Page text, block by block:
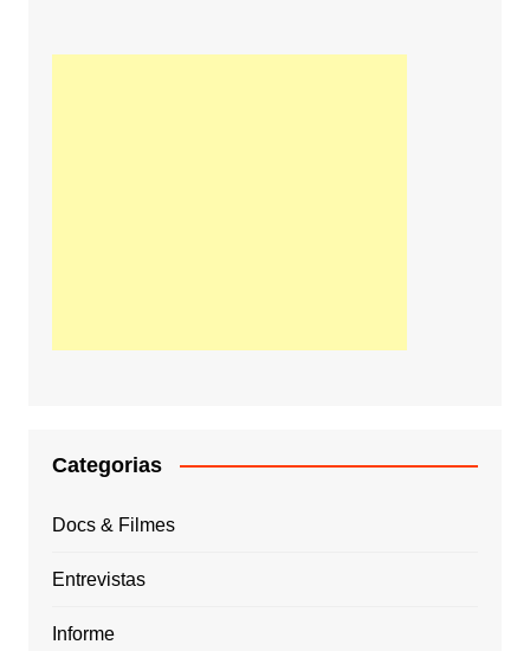
Categorias
Docs & Filmes
Entrevistas
Informe